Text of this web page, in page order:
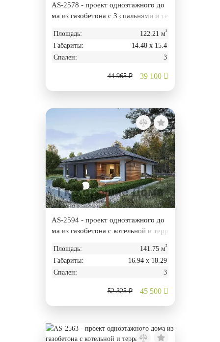
AS-2578 - проект одноэтажного до
ма из газобетона с 3 спальнями и те
Площадь: 122.21 м²
Габариты:
14.48 х 15.4
Спален:
3
44 965 ₽ 39 100
AS-2594 - проект одноэтажного до
ма из газобетона с котельной и терр
Площадь: 141.75 м²
Габариты:
16.94 х 18.29
Спален:
3
52 325 ₽ 45 500